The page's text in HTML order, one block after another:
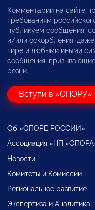
Комментарии на сайте
требованиям
публикуем сообщения,
и/или оскорбления, даже
тире и любыми иными
сообщения,
розни.
Вступи в «ОПОРУ»
Об «ОПОРЕ РОССИИ»
Ассоциация «НП
Новости
Комитеты и Комиссии
Региональное развитие
Экспертиза и Аналитика